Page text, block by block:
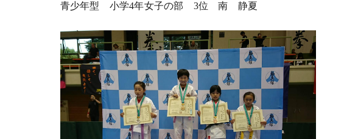
青少年型 小学4年女子の部 3位 南 静夏